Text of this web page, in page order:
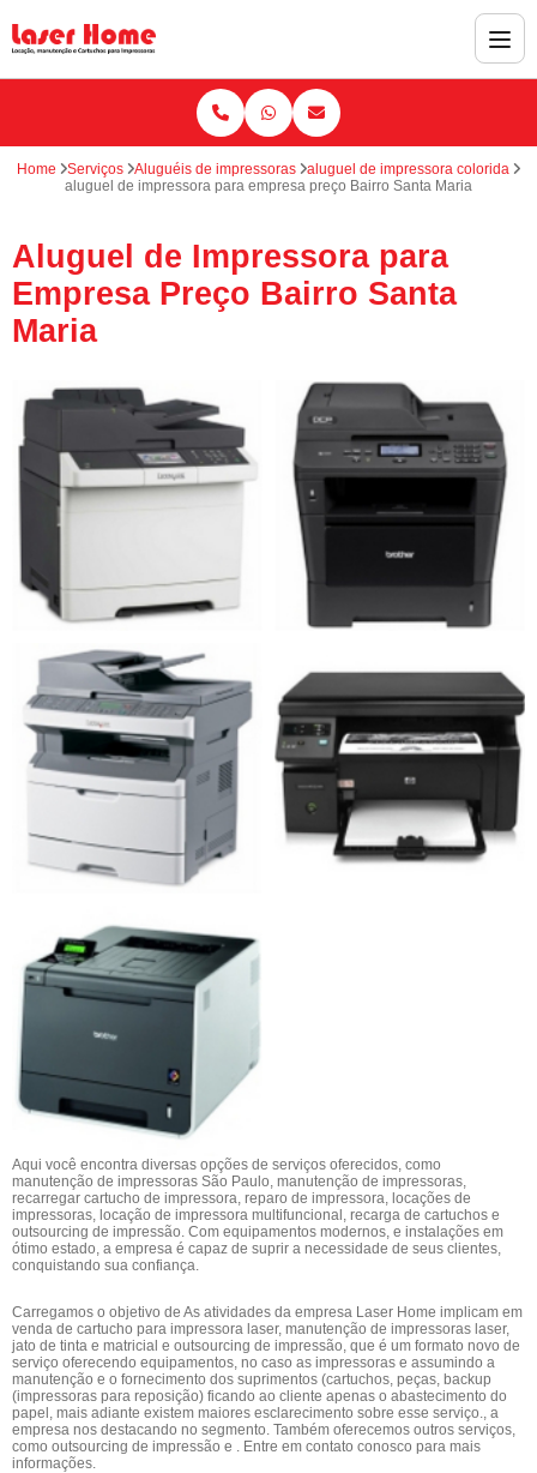
Home Serviços Aluguéis de impressoras
aluguel de impressora colorida
aluguel de impressora para empresa preço Bairro Santa Maria
Aluguel de Impressora para
Empresa Preço Bairro Santa
Maria
Aqui você encontra diversas opções de serviços oferecidos, como
manutenção de impressoras São Paulo, manutenção de impressoras,
recarregar cartucho de impressora, reparo de impressora, locações de
impressoras, locação de impressora multifuncional, recarga de cartuchos e
outsourcing de impressão. Com equipamentos modernos, e instalações em
ótimo estado, a empresa é capaz de suprir a necessidade de seus clientes,
conquistando sua confiança.
Carregamos o objetivo de As atividades da empresa Laser Home implicam em
venda de cartucho para impressora laser, manutenção de impressoras laser,
jato de tinta e matricial e outsourcing de impressão, que é um formato novo de
serviço oferecendo equipamentos, no caso as impressoras e assumindo a
manutenção e o fornecimento dos suprimentos (cartuchos, peças, backup
(impressoras para reposição) ficando ao cliente apenas o abastecimento do
papel, mais adiante existem maiores esclarecimento sobre esse serviço., a
empresa nos destacando no segmento. Também oferecemos outros serviços,
como outsourcing de impressão e . Entre em contato conosco para mais
informações.